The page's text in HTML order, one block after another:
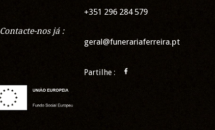
+351 296 284 579
geral@funerariaferreira.pt
Partilhe :
Contacte-nos já :